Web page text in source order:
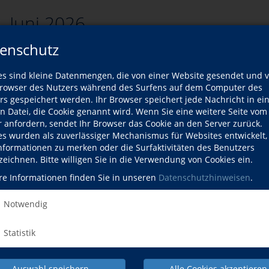
sind kleine Datenmengen, die von einer Website gesendet und
des Nutzers während des Surfens auf dem Computer des
gespeichert werden. Ihr Browser speichert jede Nachricht in
Datei, die Cookie genannt wird. Wenn Sie eine weitere Seite vom
anfordern, sendet Ihr Browser das Cookie an den Server zurück.
wurden als zuverlässiger Mechanismus für Websites
zu merken oder die Surfaktivitäten des Benutzers
Bitte willigen Sie in die Verwendung von Cookies ein.
Informationen finden Sie in unseren Datenschutzhinweisen.
Notwendig
Statistik
Juni 2026
zurück
Kurse